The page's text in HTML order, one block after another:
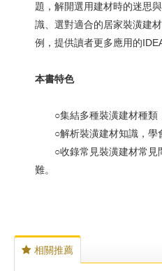
題，解開選用建材時的迷思
識、選對適合的居家裝潢建
例，提供讀者更多應用的IDEA
本書特色
○集結多種裝潢建材種類
○解析裝潢建材知識，學
○收錄常見裝潢建材常見
難。
相關推薦